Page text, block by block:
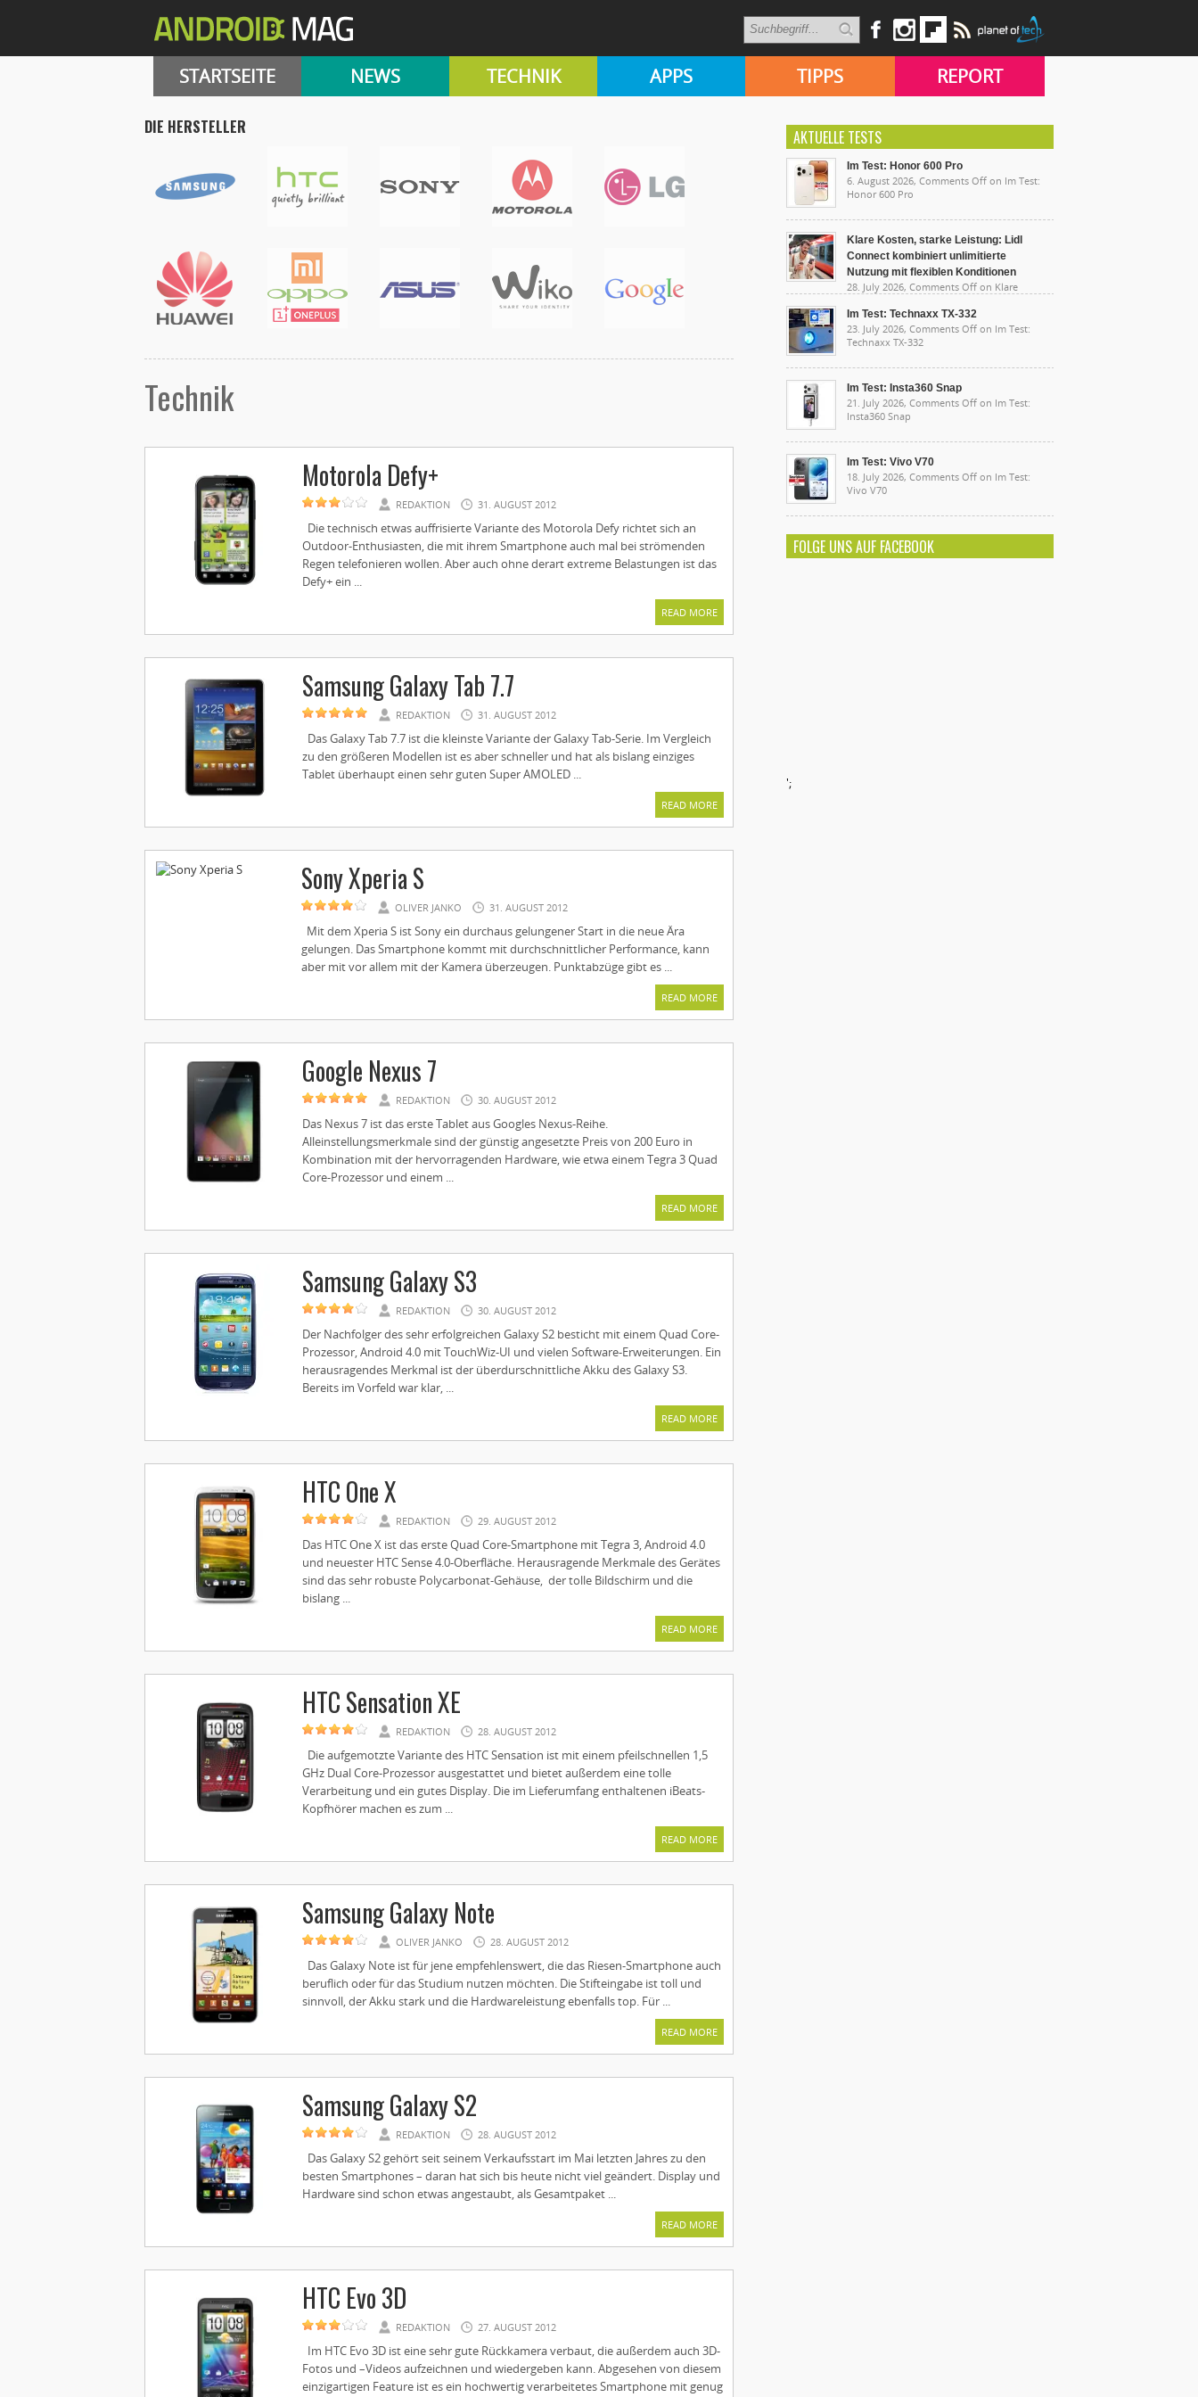
STARTSEITE NEWS TECHNIK APPS TIPPS REPORT
DIE HERSTELLER
Technik
Motorola Defy+
REDAKTION 31. AUGUST 2012
Die technisch etwas auffrisierte Variante des Motorola Defy richtet sich an
Outdoor-Enthusiasten, die mit ihrem Smartphone auch mal bei strömenden
Regen telefonieren wollen. Aber auch ohne derart extreme Belastungen ist das
Defy+ ein ...
READ MORE
Samsung Galaxy Tab 7.7
REDAKTION 31. AUGUST 2012
Das Galaxy Tab 7.7 ist die kleinste Variante der Galaxy Tab-Serie. Im Vergleich
zu den größeren Modellen ist es aber schneller und hat als bislang einziges
Tablet überhaupt einen sehr guten Super AMOLED ...
READ MORE
Sony Xperia S
OLIVER JANKO 31. AUGUST 2012
Mit dem Xperia S ist Sony ein durchaus gelungener Start in die neue Ära
gelungen. Das Smartphone kommt mit durchschnittlicher Performance, kann
aber mit vor allem mit der Kamera überzeugen. Punktabzüge gibt es ...
READ MORE
Google Nexus 7
REDAKTION 30. AUGUST 2012
Das Nexus 7 ist das erste Tablet aus Googles Nexus-Reihe.
Alleinstellungsmerkmale sind der günstig angesetzte Preis von 200 Euro in
Kombination mit der hervorragenden Hardware, wie etwa einem Tegra 3 Quad
Core-Prozessor und einem ...
READ MORE
Samsung Galaxy S3
REDAKTION 30. AUGUST 2012
Der Nachfolger des sehr erfolgreichen Galaxy S2 besticht mit einem Quad Core-
Prozessor, Android 4.0 mit TouchWiz-UI und vielen Software-Erweiterungen. Ein
herausragendes Merkmal ist der überdurschnittliche Akku des Galaxy S3.
Bereits im Vorfeld war klar, ...
READ MORE
HTC One X
REDAKTION 29. AUGUST 2012
Das HTC One X ist das erste Quad Core-Smartphone mit Tegra 3, Android 4.0
und neuester HTC Sense 4.0-Oberfläche. Herausragende Merkmale des Gerätes
sind das sehr robuste Polycarbonat-Gehäuse, der tolle Bildschirm und die
bislang ...
READ MORE
HTC Sensation XE
REDAKTION 28. AUGUST 2012
Die aufgemotzte Variante des HTC Sensation ist mit einem pfeilschnellen 1,5
GHz Dual Core-Prozessor ausgestattet und bietet außerdem eine tolle
Verarbeitung und ein gutes Display. Die im Lieferumfang enthaltenen iBeats-
Kopfhörer machen es zum ...
READ MORE
Samsung Galaxy Note
OLIVER JANKO 28. AUGUST 2012
Das Galaxy Note ist für jene empfehlenswert, die das Riesen-Smartphone auch
beruflich oder für das Studium nutzen möchten. Die Stifteingabe ist toll und
sinnvoll, der Akku stark und die Hardwareleistung ebenfalls top. Für ...
READ MORE
Samsung Galaxy S2
REDAKTION 28. AUGUST 2012
Das Galaxy S2 gehört seit seinem Verkaufsstart im Mai letzten Jahres zu den
besten Smartphones – daran hat sich bis heute nicht viel geändert. Display und
Hardware sind schon etwas angestaubt, als Gesamtpaket ...
READ MORE
HTC Evo 3D
REDAKTION 27. AUGUST 2012
Im HTC Evo 3D ist eine sehr gute Rückkamera verbaut, die außerdem auch 3D-
Fotos und –Videos aufzeichnen und wiedergeben kann. Abgesehen von diesem
einzigartigen Feature ist es ein hochwertig verarbeitetes Smartphone mit genug
AKTUELLE TESTS
Im Test: Honor 600 Pro
6. August 2026, Comments Off on Im Test:
Honor 600 Pro
Klare Kosten, starke Leistung: Lidl
Connect kombiniert unlimitierte
Nutzung mit flexiblen Konditionen
28. July 2026, Comments Off on Klare
unlimitierte Nutzung mit flexiblen Konditionen
Im Test: Technaxx TX-332
23. July 2026, Comments Off on Im Test:
Technaxx TX-332
Im Test: Insta360 Snap
21. July 2026, Comments Off on Im Test:
Insta360 Snap
Im Test: Vivo V70
18. July 2026, Comments Off on Im Test:
Vivo V70
FOLGE UNS AUF FACEBOOK
';